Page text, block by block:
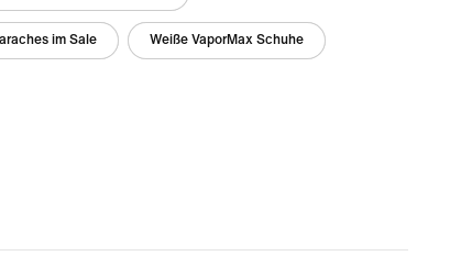
im Sale Weiße VaporMax Schuhe